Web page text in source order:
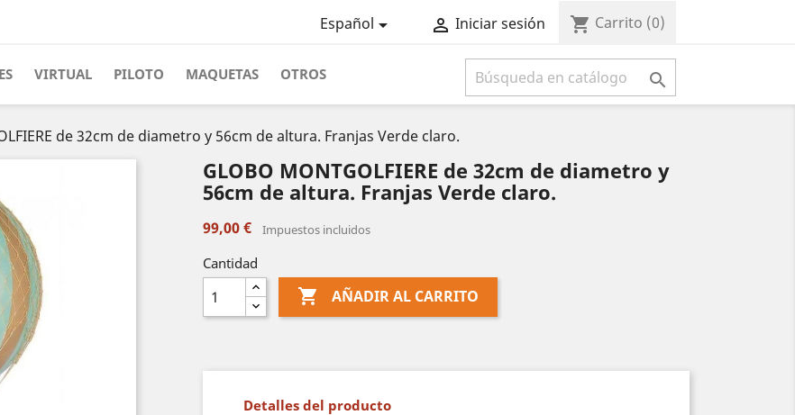
Español  Iniciar sesión shopping_cart Carrito (0)
VIRTUAL PILOTO MAQUETAS OTROS 
de 32cm de diametro y 56cm de altura. Franjas Verde claro.
GLOBO MONTGOLFIERE de 32cm de diametro y
56cm de altura. Franjas Verde claro.
99,00 € Impuestos incluidos
Cantidad
 AÑADIR AL CARRITO
Detalles del producto